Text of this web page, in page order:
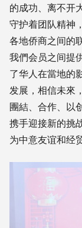
的成功、离不开
守护着团队精神
各地侨商之间的
我們会员之间提
了华人在當地的
发展，相信未來
團結、合作、以
携手迎接新的挑
为中意友谊和经